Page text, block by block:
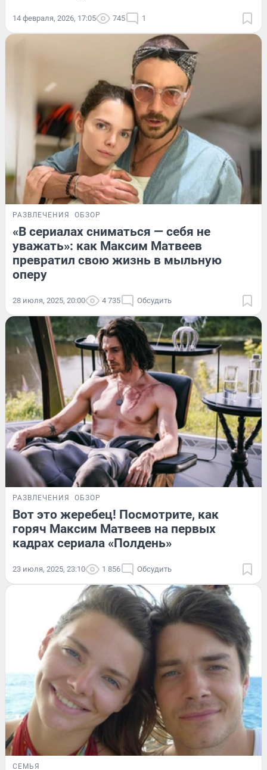
14 февраля, 2026, 17:05 745 1
РАЗВЛЕЧЕНИЯ ОБЗОР
«В сериалах сниматься — себя не
уважать»: как Максим Матвеев
превратил свою жизнь в мыльную
оперу
28 июля, 2025, 20:00 4 735 Обсудить
РАЗВЛЕЧЕНИЯ ОБЗОР
Вот это жеребец! Посмотрите, как
горяч Максим Матвеев на первых
кадрах сериала «Полдень»
23 июля, 2025, 23:10 1 856 Обсудить
СЕМЬЯ